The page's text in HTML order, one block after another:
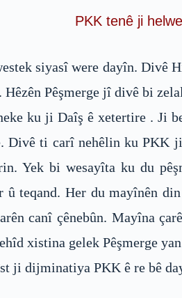
PKK tenê ji
siyasî were dayîn. Divê
Pêşmerge jî divê bi
ku ji Daîş ê xetertire . Ji
ti carî nehêlin ku PKK
Yek bi wesayîta ku du
û teqand. Her du mayînên
canî çênebûn. Mayîna
xistina gelek Pêşmerge
ji dijminatiya PKK ê re bê